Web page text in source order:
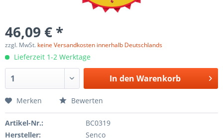
46,09 € *
zzgl. MwSt. keine Versandkosten innerhalb Deutschlands
Lieferzeit 1-2 Werktage
In den Warenkorb
Merken Bewerten
Artikel-Nr.:
BC0319
Hersteller:
Senco